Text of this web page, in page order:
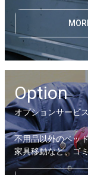
Option
オプションサービ
不用品以外のベッ
家具移動など、ゴ